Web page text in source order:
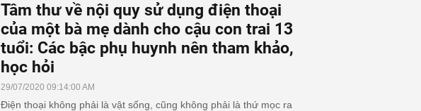
Tâm thư về nội quy sử dụng điện thoại
của một bà mẹ dành cho cậu con trai 13
tuổi: Các bậc phụ huynh nên tham khảo,
học hỏi
29/07/2020 09:14:00 AM
Điện thoại không phải là vật sống, cũng không phải là thứ mọc ra